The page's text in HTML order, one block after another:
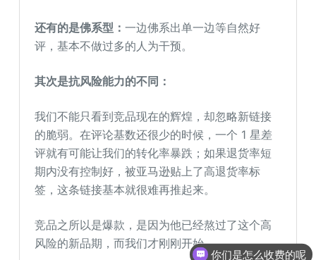
还有的是佛系型：一边佛系出单一边等自然好
评，基本不做过多的人为干预。
其次是抗风险能力的不同：
我们不能只看到竞品现在的辉煌，却忽略新链接
的脆弱。在评论基数还很少的时候，一个 1 星差
评就有可能让我们的转化率暴跌；如果退货率短
期内没有控制好，被亚马逊贴上了高退货率标
签，这条链接基本就很难再推起来。
竞品之所以是爆款，是因为他已经熬过了这个高
风险的新品期，而我们才刚刚开始。
你们是怎么收费的呢